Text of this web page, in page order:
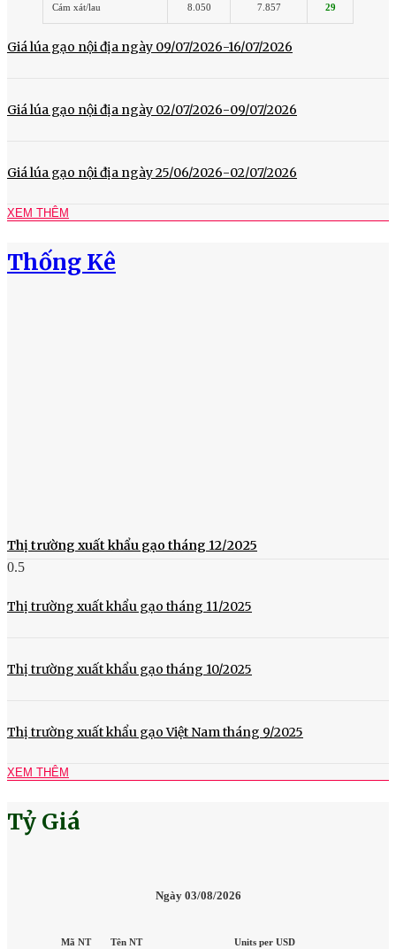
Cám xát/lau 8.050 7.857 29
Giá lúa gạo nội địa ngày 09/07/2026-16/07/2026
Giá lúa gạo nội địa ngày 02/07/2026-09/07/2026
Giá lúa gạo nội địa ngày 25/06/2026-02/07/2026
XEM THÊM
Thống Kê
Thị trường xuất khẩu gạo tháng 12/2025
Thị trường xuất khẩu gạo tháng 11/2025
Thị trường xuất khẩu gạo tháng 10/2025
Thị trường xuất khẩu gạo Việt Nam tháng 9/2025
XEM THÊM
Tỷ Giá
Ngày 03/08/2026
Mã NT Tên NT Units per USD